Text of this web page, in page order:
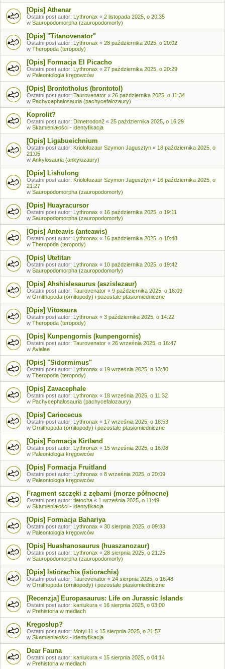
[Opis] Athenar
Ostatni post autor: Lythronax « 2 listopada 2025, o 20:35
w Sauropodomorpha (zauropodomorfy)
[Opis] "Titanovenator"
Ostatni post autor: Lythronax « 28 października 2025, o 20:02
w Theropoda (teropody)
[Opis] Formacja El Picacho
Ostatni post autor: Lythronax « 27 października 2025, o 20:29
w Paleontologia kręgowców
[Opis] Brontotholus (brontotol)
Ostatni post autor: Taurovenator « 26 października 2025, o 11:34
w Pachycephalosauria (pachycefalozaury)
Koprolit?
Ostatni post autor: Dimetrodon2 « 25 października 2025, o 16:29
w Skamieniałości - identyfikacja
[Opis] Ligabueichnium
Ostatni post autor: Kriolofozaur Szymon Jagusztyn « 18 października 2025, o
21:05
w Ankylosauria (ankylozaury)
[Opis] Lishulong
Ostatni post autor: Kriolofozaur Szymon Jagusztyn « 16 października 2025, o
21:27
w Sauropodomorpha (zauropodomorfy)
[Opis] Huayracursor
Ostatni post autor: Lythronax « 16 października 2025, o 19:11
w Sauropodomorpha (zauropodomorfy)
[Opis] Anteavis (anteawis)
Ostatni post autor: Lythronax « 16 października 2025, o 10:48
w Theropoda (teropody)
[Opis] Utetitan
Ostatni post autor: Lythronax « 10 października 2025, o 19:42
w Sauropodomorpha (zauropodomorfy)
[Opis] Ahshislesaurus (aszislezaur)
Ostatni post autor: Taurovenator « 9 października 2025, o 18:09
w Ornithopoda (ornitopody) i pozostałe ptasiomiedniczne
[Opis] Vitosaura
Ostatni post autor: Lythronax « 3 października 2025, o 14:22
w Theropoda (teropody)
[Opis] Kunpengornis (kunpengornis)
Ostatni post autor: Taurovenator « 26 września 2025, o 16:47
w Avialae
[Opis] "Sidormimus"
Ostatni post autor: Lythronax « 19 września 2025, o 13:30
w Theropoda (teropody)
[Opis] Zavacephale
Ostatni post autor: Lythronax « 18 września 2025, o 11:32
w Pachycephalosauria (pachycefalozaury)
[Opis] Cariocecus
Ostatni post autor: Lythronax « 17 września 2025, o 18:53
w Ornithopoda (ornitopody) i pozostałe ptasiomiedniczne
[Opis] Formacja Kirtland
Ostatni post autor: Lythronax « 15 września 2025, o 16:08
w Paleontologia kręgowców
[Opis] Formacja Fruitland
Ostatni post autor: Lythronax « 8 września 2025, o 20:09
w Paleontologia kręgowców
Fragment szczęki z zębami (morze północne)
Ostatni post autor: tletocha « 1 września 2025, o 11:49
w Skamieniałości - identyfikacja
[Opis] Formacja Bahariya
Ostatni post autor: Lythronax « 30 sierpnia 2025, o 09:33
w Paleontologia kręgowców
[Opis] Huashanosaurus (huaszanozaur)
Ostatni post autor: Lythronax « 28 sierpnia 2025, o 21:25
w Sauropodomorpha (zauropodomorfy)
[Opis] Istiorachis (istiorachis)
Ostatni post autor: Taurovenator « 24 sierpnia 2025, o 16:48
w Ornithopoda (ornitopody) i pozostałe ptasiomiedniczne
[Recenzja] Europasaurus: Life on Jurassic Islands
Ostatni post autor: kaniukura « 16 sierpnia 2025, o 03:00
w Prehistoria w mediach
Kręgosłup?
Ostatni post autor: Motyl.11 « 15 sierpnia 2025, o 21:57
w Skamieniałości - identyfikacja
Dear Fauna
Ostatni post autor: kaniukura « 15 sierpnia 2025, o 04:14
w Prehistoria w mediach